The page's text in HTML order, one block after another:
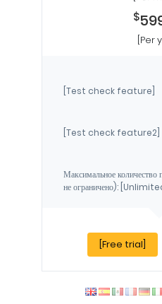
$
[Per
[Test check feature]
[Test check feature2]
Максимальное количество
не ограничено):
[Free trial]